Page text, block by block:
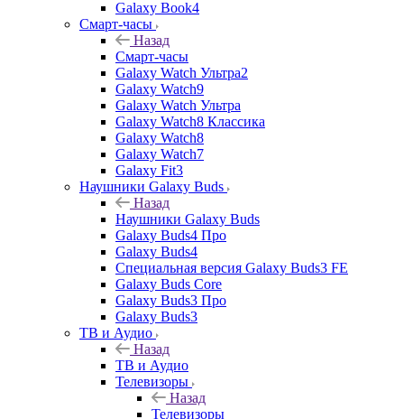
Galaxy Book4
Смарт-часы
Назад
Смарт-часы
Galaxy Watch Ультра2
Galaxy Watch9
Galaxy Watch Ультра
Galaxy Watch8 Классика
Galaxy Watch8
Galaxy Watch7
Galaxy Fit3
Наушники Galaxy Buds
Назад
Наушники Galaxy Buds
Galaxy Buds4 Про
Galaxy Buds4
Специальная версия Galaxy Buds3 FE
Galaxy Buds Core
Galaxy Buds3 Про
Galaxy Buds3
ТВ и Аудио
Назад
ТВ и Аудио
Телевизоры
Назад
Телевизоры